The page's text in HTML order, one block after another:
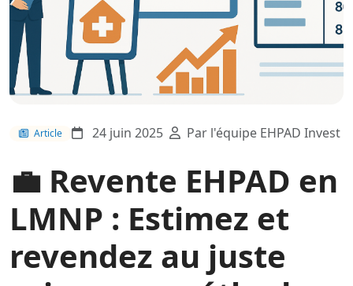
Article 24 juin 2025 Par l'équipe EHPAD Invest
💼 Revente EHPAD en
LMNP : Estimez et
revendez au juste